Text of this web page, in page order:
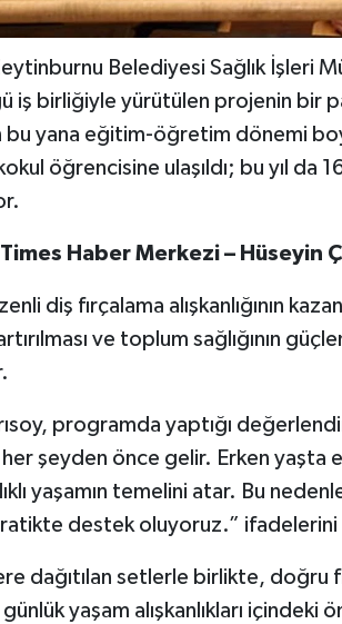
Belediyesi Sağlık İşleri
iş birliğiyle yürütülen projenin bir
bu yana eğitim-öğretim dönemi
öğrencisine ulaşıldı; bu yıl da
Haber Merkezi – Hüseyin
diş fırçalama alışkanlığının
ve toplum sağlığının
programda yaptığı
şeyden önce gelir. Erken yaşta
yaşamın temelini atar. Bu
destek oluyoruz.” ifadelerini
dağıtılan setlerle birlikte, doğru
günlük yaşam alışkanlıkları